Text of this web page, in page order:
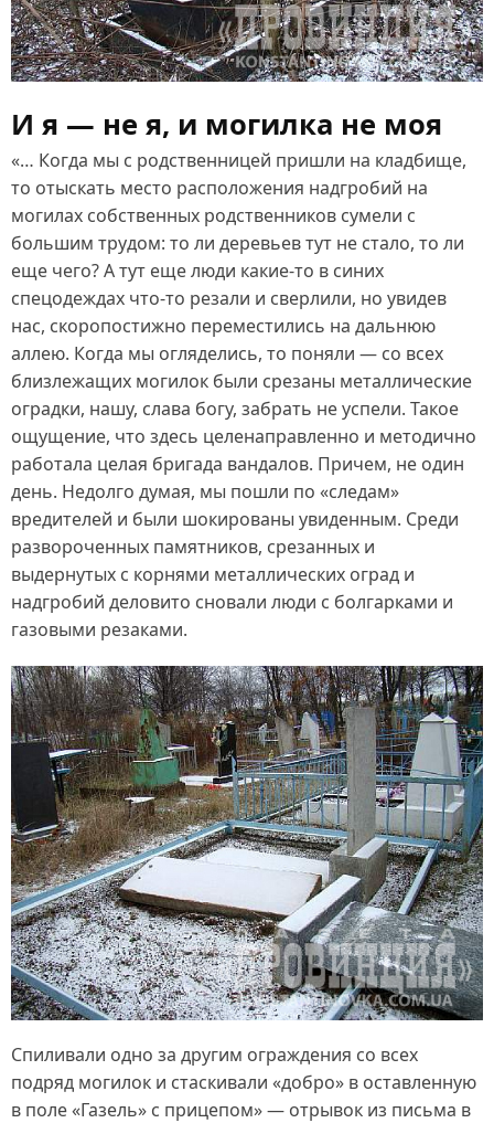
И я — не я, и могилка не моя
«… Когда мы с родственницей пришли на кладбище,
то отыскать место расположения надгробий на
могилах собственных родственников сумели с
большим трудом: то ли деревьев тут не стало, то ли
еще чего? А тут еще люди какие‑то в синих
спецодеждах что‑то резали и сверлили, но увидев
нас, скоропостижно переместились на дальнюю
аллею. Когда мы огляделись, то поняли — со всех
близлежащих могилок были срезаны металлические
оградки, нашу, слава богу, забрать не успели. Такое
ощущение, что здесь целенаправленно и методично
работала целая бригада вандалов. Причем, не один
день. Недолго думая, мы пошли по «следам»
вредителей и были шокированы увиденным. Среди
развороченных памятников, срезанных и
выдернутых с корнями металлических оград и
надгробий деловито сновали люди с болгарками и
газовыми резаками.
Спиливали одно за другим ограждения со всех
подряд могилок и стаскивали «добро» в оставленную
в поле «Газель» с прицепом» — отрывок из письма в